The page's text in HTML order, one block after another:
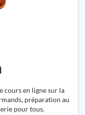
cours en ligne sur la
préparation au
pour tous.